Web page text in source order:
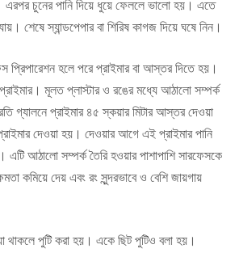
এরপর চুনের পানি দিয়ে ধুয়ে ফেললে ভালো হয়। এতে
শেষে স্যান্ডপেপার বা শিরিষ কাগজ দিয়ে ঘষে নিন।
প্রিপারেশন হলে পরে প্রাইমার বা আস্তর দিতে হয়।
মূলত প্লাস্টার ও রঙের মধ্যে আঠালো সম্পর্ক
গ্যালনে প্রাইমার ৪৫ স্কয়ার মিটার আস্তর দেওয়া
দেওয়া হয়। দেওয়ার আগে এই প্রাইমার পানি
এটি আঠালো সম্পর্ক তৈরি হওয়ার পাশাপাশি সারফেসকে
কমিয়ে দেয় এবং রং সুন্দরভাবে ও বেশি জায়গায়
থাকলে পুটি করা হয়। একে ছিট পুটিও বলা হয়।